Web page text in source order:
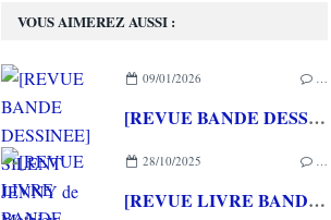
VOUS AIMEREZ AUSSI :
09/01/2026 …
[REVUE BANDE DESSINEE] SILENT JENNY de Mathieu BABLET aux éditions RUE DE SEVRES/LABEL 619
28/10/2025 …
[REVUE LIVRE BANDE DESSINEE] GASTON - Employé du siècle de Rodolphe MASSE aux éditions de LA MARTINIERE